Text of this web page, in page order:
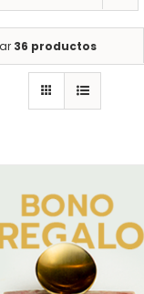
36 productos